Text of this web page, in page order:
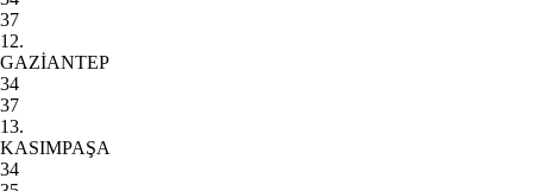
37
12.
GAZİANTEP
34
37
13.
KASIMPAŞA
34